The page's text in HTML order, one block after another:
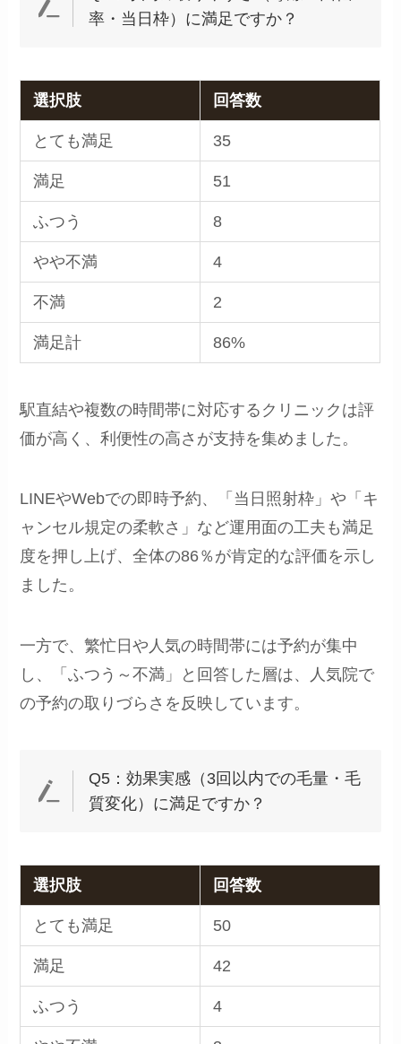
率・当日枠）に満足ですか？
選択肢 回答数
とても満足 35
満足 51
ふつう 8
やや不満 4
不満 2
満足計 86%
駅直結や複数の時間帯に対応するクリニックは評
価が高く、利便性の高さが支持を集めました。
LINEやWebでの即時予約、「当日照射枠」や「キ
ャンセル規定の柔軟さ」など運用面の工夫も満足
度を押し上げ、全体の86％が肯定的な評価を示し
ました。
一方で、繁忙日や人気の時間帯には予約が集中
し、「ふつう～不満」と回答した層は、人気院で
の予約の取りづらさを反映しています。
Q5：効果実感（3回以内での毛量・毛
質変化）に満足ですか？
選択肢 回答数
とても満足 50
満足 42
ふつう 4